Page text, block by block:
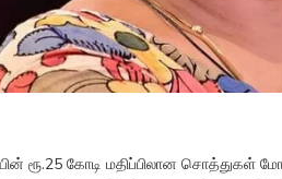
ரூ.25 கோடி மதிப்பிலான சொத்துகள்